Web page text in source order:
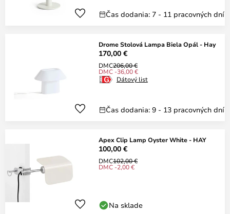
Čas dodania: 7 - 11 pracovných dní
Drome Stolová Lampa Biela Opál - Hay
170,00 €
DMC206,00 €
DMC -36,00 €
Dátový list
Čas dodania: 9 - 13 pracovných dní
Apex Clip Lamp Oyster White - HAY
100,00 €
DMC102,00 €
DMC -2,00 €
Na sklade